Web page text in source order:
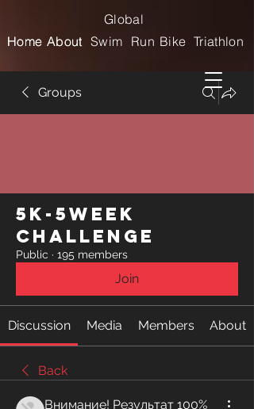
Home
Global
Home
Swim Run Bike Triathlon
About
About
Groups
5k-5week
Challenge
Public · 195 members
Join
Discussion Media Members About
Back
Внимание! Результат 100%